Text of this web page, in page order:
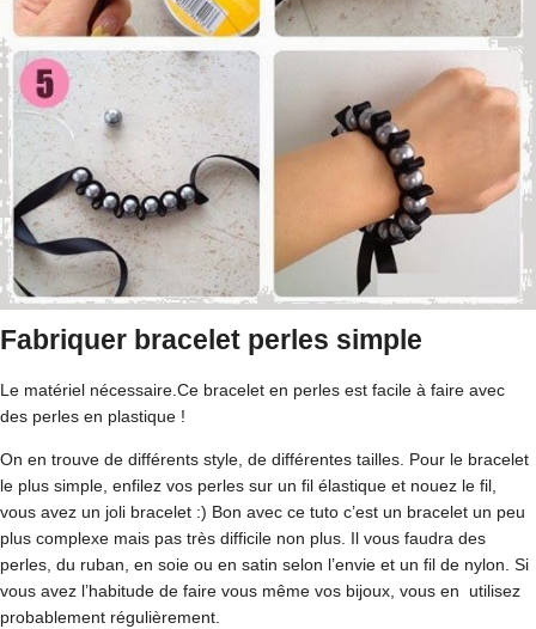
Fabriquer bracelet perles simple
Le matériel nécessaire.Ce bracelet en perles est facile à faire avec
des perles en plastique !
On en trouve de différents style, de différentes tailles. Pour le bracelet
le plus simple, enfilez vos perles sur un fil élastique et nouez le fil,
vous avez un joli bracelet :) Bon avec ce tuto c’est un bracelet un peu
plus complexe mais pas très difficile non plus. Il vous faudra des
perles, du ruban, en soie ou en satin selon l’envie et un fil de nylon. Si
vous avez l’habitude de faire vous même vos bijoux, vous en utilisez
probablement régulièrement.